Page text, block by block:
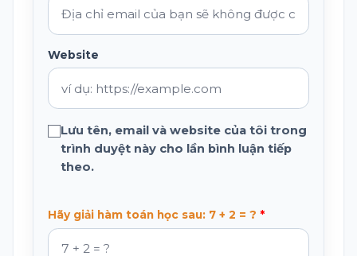
Website
Lưu tên, email và website của tôi trong
trình duyệt này cho lần bình luận tiếp
theo.
Hãy giải hàm toán học sau: 7 + 2 = ?